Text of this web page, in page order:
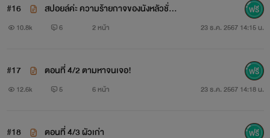
#16
สปอยล์ค่ะ ความร้ายกาจของนังหลัวชั่ว
>//<
10.8k 6 2 หน้า 23 ธ.ค. 2567 14:15 น.
#17 ตอนที่ 4/2 ตามหาจนเจอ!
12.6k 5 6 หน้า 23 ธ.ค. 2567 14:18 น.
#18 ตอนที่ 4/3 ผัวเก่า